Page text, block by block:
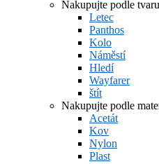
Nakupujte podle tvaru
Letec
Panthos
Kolo
Náměstí
Hledí
Wayfarer
štít
Nakupujte podle
Acetát
Kov
Nylon
Plast